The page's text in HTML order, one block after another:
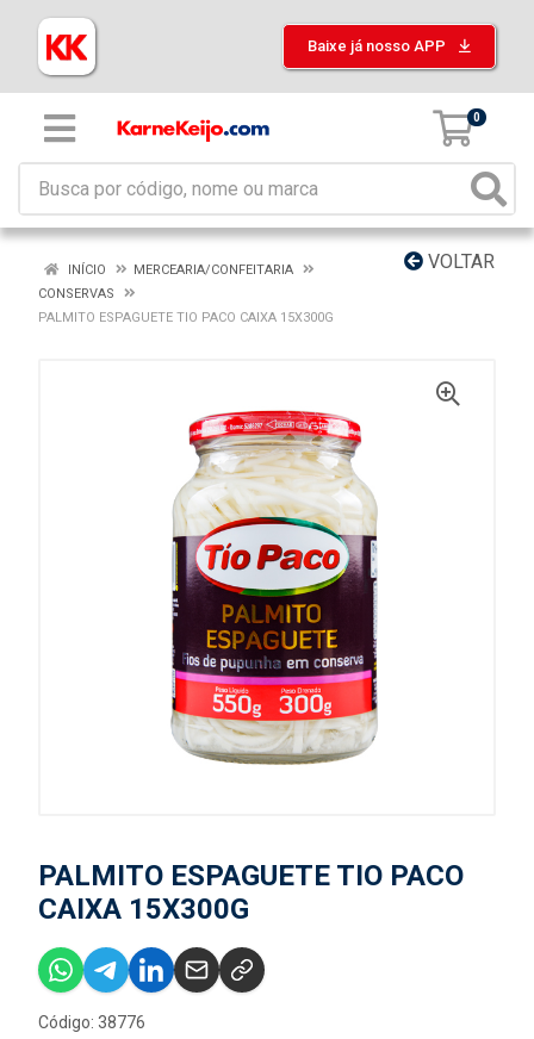
Baixe já nosso APP
0
VOLTAR
INÍCIO
MERCEARIA/CONFEITARIA
CONSERVAS
PALMITO ESPAGUETE TIO PACO CAIXA 15X300G
PALMITO ESPAGUETE TIO PACO
CAIXA 15X300G
Código: 38776